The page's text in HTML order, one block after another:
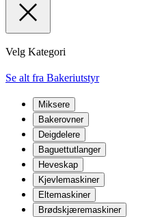
Velg Kategori
Se alt fra Bakeriutstyr
Miksere
Bakerovner
Deigdelere
Baguettutlanger
Heveskap
Kjevlemaskiner
Eltemaskiner
Brødskjæremaskiner